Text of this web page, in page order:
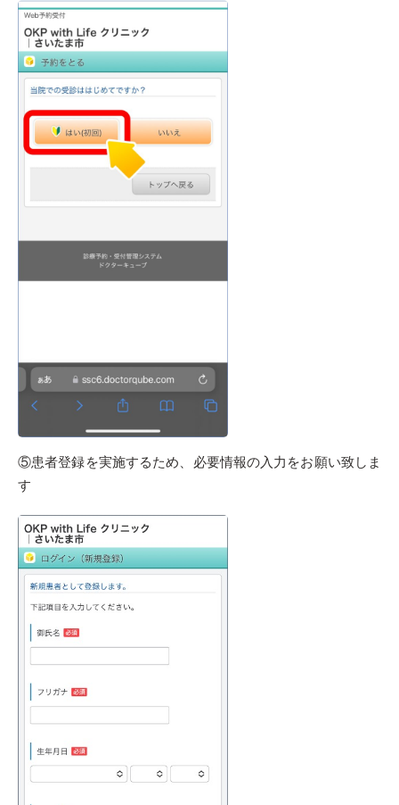
⑤患者登録を実施するため、必要情報の入力をお願い致しま
す